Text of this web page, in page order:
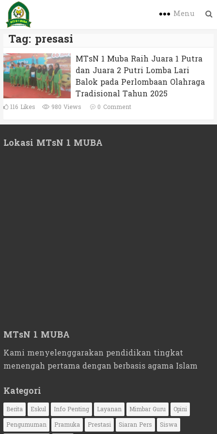
Menu
Tag: presasi
MTsN 1 Muba Raih Juara 1 Putra
dan Juara 2 Putri Lomba Lari
Balok pada Perlombaan Olahraga
Tradisional Tahun 2025
116 Likes 980 Views 0 Comment
Lokasi MTsN 1 MUBA
MTsN 1 MUBA
Kami menyelenggarakan pendidikan tingkat
menengah pertama dengan berbasis agama Islam
Kategori
Berita Eskul Info Penting Layanan Mimbar Guru
Opini
Pengumuman
Pramuka Prestasi Siaran Pers Siswa